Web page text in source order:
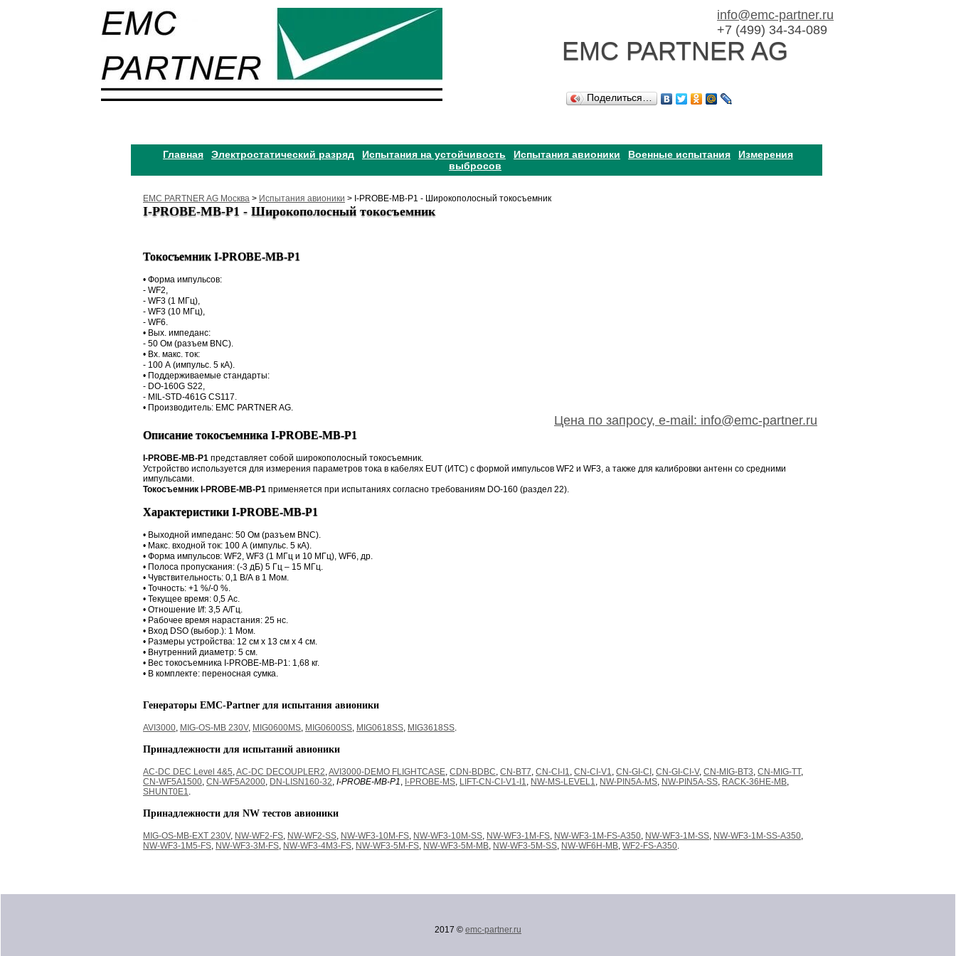
info@emc-partner.ru
+7 (499) 34-34-089
EMC PARTNER AG
Поделиться…
Главная Электростатический разряд Испытания на устойчивость Испытания авионики Военные испытания
Измерения
выбросов
EMC PARTNER AG Москва > Испытания авионики > I-PROBE-MB-P1 - Широкополосный токосъемник
I-PROBE-MB-P1 - Широкополосный токосъемник
Токосъемник I-PROBE-MB-P1
• Форма импульсов:
- WF2,
- WF3 (1 МГц),
- WF3 (10 МГц),
- WF6.
• Вых. импеданс:
- 50 Ом (разъем BNC).
• Вх. макс. ток:
- 100 А (импульс. 5 кА).
• Поддерживаемые стандарты:
- DO-160G S22,
- MIL-STD-461G CS117.
• Производитель: EMC PARTNER AG.
Цена по запросу, e-mail: info@emc-partner.ru
Описание токосъемника I-PROBE-MB-P1
I-PROBE-MB-P1 представляет собой широкополосный токосъемник.
Устройство используется для измерения параметров тока в кабелях EUT (ИТС) с формой импульсов WF2 и WF3, а также для калибровки антенн со средними
импульсами.
Токосъемник I-PROBE-MB-P1 применяется при испытаниях согласно требованиям DO-160 (раздел 22).
Характеристики I-PROBE-MB-P1
• Выходной импеданс: 50 Ом (разъем BNC).
• Макс. входной ток: 100 А (импульс. 5 кА).
• Форма импульсов: WF2, WF3 (1 МГц и 10 МГц), WF6, др.
• Полоса пропускания: (-3 дБ) 5 Гц – 15 МГц.
• Чувствительность: 0,1 В/А в 1 Мом.
• Точность: +1 %/-0 %.
• Текущее время: 0,5 Ас.
• Отношение I/f: 3,5 А/Гц.
• Рабочее время нарастания: 25 нс.
• Вход DSO (выбор.): 1 Мом.
• Размеры устройства: 12 см х 13 см х 4 см.
• Внутренний диаметр: 5 см.
• Вес токосъемника I-PROBE-MB-P1: 1,68 кг.
• В комплекте: переносная сумка.
Генераторы EMC-Partner для испытания авионики
AVI3000, MIG-OS-MB 230V, MIG0600MS, MIG0600SS, MIG0618SS, MIG3618SS.
Принадлежности для испытаний авионики
AC-DC DEC Level 4&5,AC-DC DECOUPLER2,AVI3000-DEMO FLIGHTCASE, CDN-BDBC, CN-BT7, CN-CI-I1, CN-CI-V1, CN-GI-CI , CN-GI-CI-V, CN-MIG-BT3, CN-MIG-TT,
CN-WF5A1500, CN-WF5A2000, DN-LISN160-32, I-PROBE-MB-P1, I-PROBE-MS, LIFT-CN-CI-V1-I1, NW-MS-LEVEL1, NW-PIN5A-MS, NW-PIN5A-SS, RACK-36HE-MB,
SHUNT0E1.
Принадлежности для NW тестов авионики
MIG-OS-MB-EXT 230V, NW-WF2-FS, NW-WF2-SS, NW-WF3-10M-FS, NW-WF3-10M-SS, NW-WF3-1M-FS, NW-WF3-1M-FS-A350, NW-WF3-1M-SS, NW-WF3-1M-SS-A350,
NW-WF3-1M5-FS, NW-WF3-3M-FS, NW-WF3-4M3-FS, NW-WF3-5M-FS, NW-WF3-5M-MB, NW-WF3-5M-SS, NW-WF6H-MB, WF2-FS-A350.
2017 © emc-partner.ru